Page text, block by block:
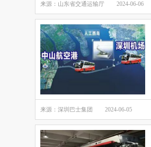
来源：山东省交通运输厅 2024-06-06
来源：深圳巴士集团 2024-06-05